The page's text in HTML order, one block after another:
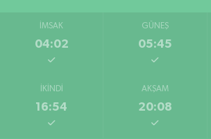
İMSAK
04:02
GÜNEŞ
05:45
İKINDI
16:54
AKŞAM
20:08